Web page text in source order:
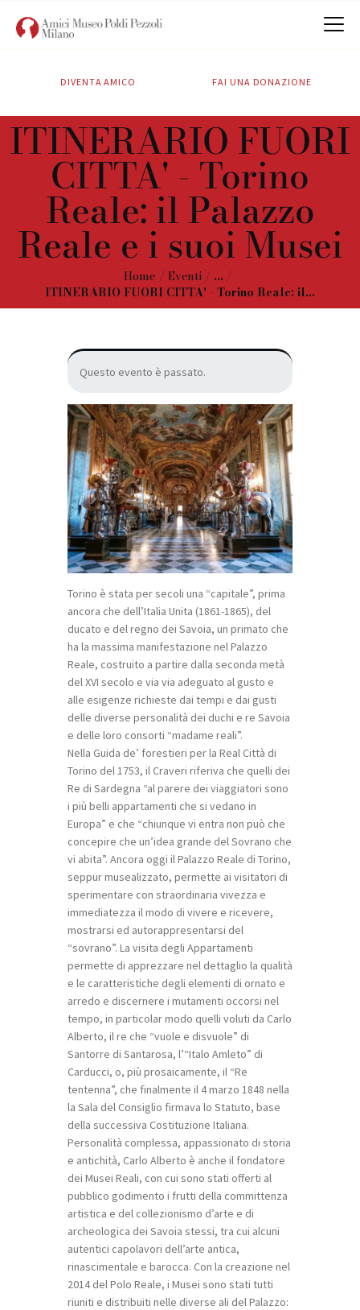
DIVENTA AMICO FAI UNA DONAZIONE
ITINERARIO FUORI
CITTA' - Torino
Reale: il Palazzo
Reale e i suoi Musei
Home Eventi
...
ITINERARIO FUORI CITTA' - Torino Reale: il...
ATTIVITÀ
SOSTIENICI
CONTATTI
Questo evento è passato.
Torino è stata per secoli una “capitale”, prima
ancora che dell’Italia Unita (1861-1865), del
ducato e del regno dei Savoia, un primato che
ha la massima manifestazione nel Palazzo
Reale, costruito a partire dalla seconda metà
del XVI secolo e via via adeguato al gusto e
alle esigenze richieste dai tempi e dai gusti
delle diverse personalità dei duchi e re Savoia
e delle loro consorti “madame reali”.
Nella Guida de’ forestieri per la Real Città di
Torino del 1753, il Craveri riferiva che quelli dei
Re di Sardegna “al parere dei viaggiatori sono
i più belli appartamenti che si vedano in
Europa” e che “chiunque vi entra non può che
concepire che un’idea grande del Sovrano che
vi abita”. Ancora oggi il Palazzo Reale di Torino,
seppur musealizzato, permette ai visitatori di
sperimentare con straordinaria vivezza e
immediatezza il modo di vivere e ricevere,
mostrarsi ed autorappresentarsi del
“sovrano”. La visita degli Appartamenti
permette di apprezzare nel dettaglio la qualità
e le caratteristiche degli elementi di ornato e
arredo e discernere i mutamenti occorsi nel
tempo, in particolar modo quelli voluti da Carlo
Alberto, il re che “vuole e disvuole” di
Santorre di Santarosa, l’“Italo Amleto” di
Carducci, o, più prosaicamente, il “Re
tentenna”, che finalmente il 4 marzo 1848 nella
la Sala del Consiglio firmava lo Statuto, base
della successiva Costituzione Italiana.
Personalità complessa, appassionato di storia
e antichità, Carlo Alberto è anche il fondatore
dei Musei Reali, con cui sono stati offerti al
pubblico godimento i frutti della committenza
artistica e del collezionismo d’arte e di
archeologica dei Savoia stessi, tra cui alcuni
autentici capolavori dell’arte antica,
rinascimentale e barocca. Con la creazione nel
2014 del Polo Reale, i Musei sono stati tutti
riuniti e distribuiti nelle diverse ali del Palazzo: